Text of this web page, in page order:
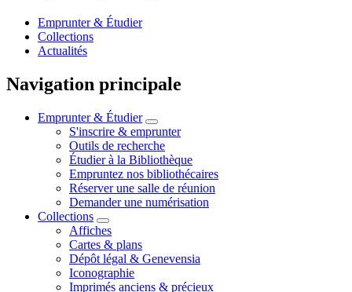
Emprunter & Étudier
Collections
Actualités
Navigation principale
Emprunter & Étudier
S'inscrire & emprunter
Outils de recherche
Étudier à la Bibliothèque
Empruntez nos bibliothécaires
Réserver une salle de réunion
Demander une numérisation
Collections
Affiches
Cartes & plans
Dépôt légal & Genevensia
Iconographie
Imprimés anciens & précieux